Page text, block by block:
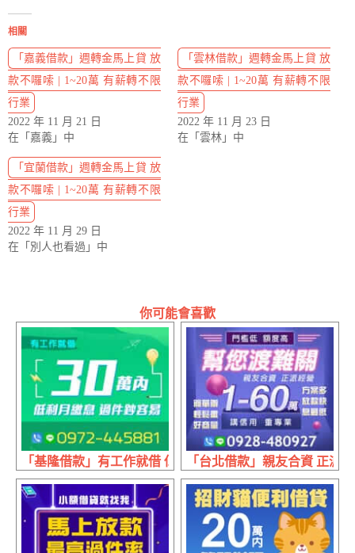
相關
「嘉義借款」週轉金馬上貸 放
款不囉嗦 | 1~20萬 有薪轉不限
行業
2022 年 11 月 21 日
在「嘉義」中
「雲林借款」週轉金馬上貸 放
款不囉嗦 | 1~20萬 有薪轉不限
行業
2022 年 11 月 23 日
在「雲林」中
「宜蘭借款」週轉金馬上貸 放
款不囉嗦 | 1~20萬 有薪轉不限
行業
2022 年 11 月 29 日
在「別人也看過」中
你可能會喜歡
「基隆借款」有工作就借 低利月繳息 | 30萬內 過件鈔容易
「台北借款」親友合資 正派